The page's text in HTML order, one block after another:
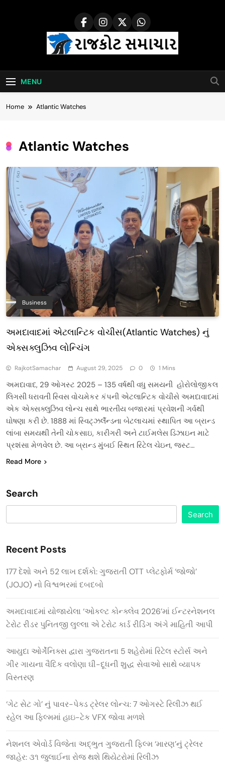
Rajkot Samachar
MENU
Home Atlantic Watches
Atlantic Watches
Business
અમદાવાદમાં એટલાન્ટિક વોચીસ(Atlantic Watches) નું
એક્સક્લુઝિવ લોન્ચિંગ
RajkotSamachar August 29, 2025 0 1 Mins
અમદાવાદ, 29 ઓગસ્ટ 2025 – 135 વર્ષથી વધુ સમયની હોરોલોજીકલ
લિગસી ધરાવતી સ્વિસ વોચમેકર કંપની એટલાન્ટિક વોચીસે અમદાવાદમાં
એક એક્સક્લુઝિવ લોન્ચ સાથે ભારતીય બજારમાં પ્રવેશની ગર્વથી
ઘોષણા કરી છે. 1888 માં સ્વિટ્ઝર્લૅન્ડના બેટલાચમાં સ્થાપિત આ બ્રાન્ડ
લાંબા સમયથી તેની ચોકસાઇ, કારીગરી અને ટાઈમલેસ ડિઝાઇન માટે
પ્રશંસા મેળવેલ છે. આ બ્રાન્ડ મુંબઈ સ્થિત રિટેલ ચેઇન, જસ્ટ…
Read More
Search
Search
Recent Posts
177 દેશો અને 52 લાખ દર્શકો: ગુજરાતી OTT પ્લેટફોર્મ ‘જોજો’
(JOJO) નો વિશ્વભરમાં દબદબો
અમદાવાદમાં યોજાયેલા ‘ઓકલ્ટ કોન્ક્લેવ 2026’માં ઈન્ટરનેશનલ
ટેરોટ રીડર પુનિતજી લુલ્લા એ ટેરોટ કાર્ડ રીડિંગ અંગે માહિતી આપી
આયુદા ઓર્ગેનિક્સ દ્વારા ગુજરાતના 5 શહેરોમાં રિટેલ સ્ટોર્સ અને
ગીર ગાયના વૈદિક વલોણા ઘી-દૂધની શુદ્ધ સેવાઓ સાથે વ્યાપક
વિસ્તરણ
‘ગેટ સેટ ગો’ નું પાવર-પેક્ડ ટ્રેલર લોન્ચ: 7 ઓગસ્ટે રિલીઝ થઈ
રહેલ આ ફિલ્મમાં હાઇ-ટેક VFX જોવા મળશે
નેશનલ એવોર્ડ વિજેતા અદ્ભુત ગુજરાતી ફિલ્મ ‘મારણ’નું ટ્રેલર
જાહેર: ૩૧ જુલાઈના રોજ થશે થિયેટરોમાં રિલીઝ